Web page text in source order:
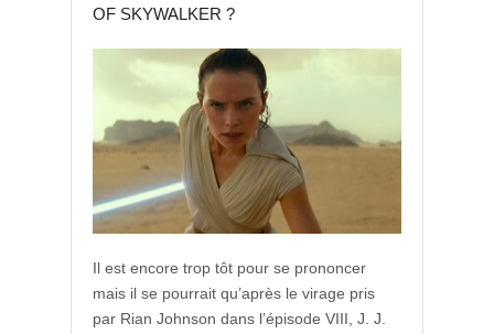
OF SKYWALKER ?
Il est encore trop tôt pour se prononcer
mais il se pourrait qu’après le virage pris
par Rian Johnson dans l’épisode VIII, J. J.